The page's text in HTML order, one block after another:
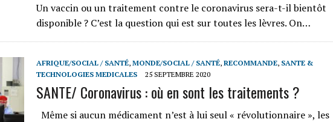
Un vaccin ou un traitement contre le coronavirus sera-t-il bientôt
disponible ? C’est la question qui est sur toutes les lèvres. On…
AFRIQUE/SOCIAL / SANTÉ, MONDE/SOCIAL / SANTÉ, RECOMMANDE, SANTE &
TECHNOLOGIES MEDICALES
25 SEPTEMBRE 2020
SANTE/ Coronavirus : où en sont les traitements ?
Même si aucun médicament n’est à lui seul « révolutionnaire », les